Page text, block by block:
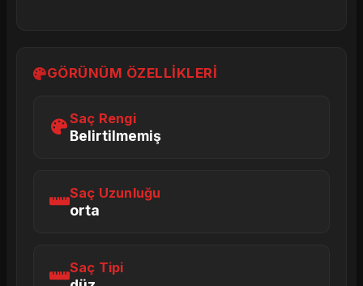
GÖRÜNÜM ÖZELLIKLERI
Saç Rengi
Belirtilmemiş
Saç Uzunluğu
orta
Saç Tipi